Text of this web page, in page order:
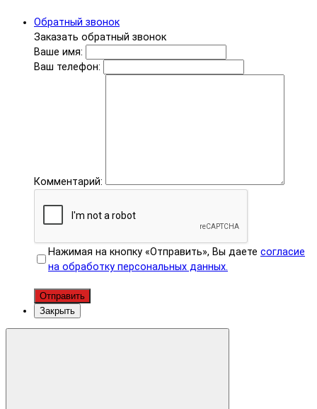
Обратный звонок
Заказать обратный звонок
Ваше имя:
Ваш телефон:
Комментарий:
Нажимая на кнопку «Отправить», Вы даете согласие
на обработку персональных данных.
Отправить
Закрыть